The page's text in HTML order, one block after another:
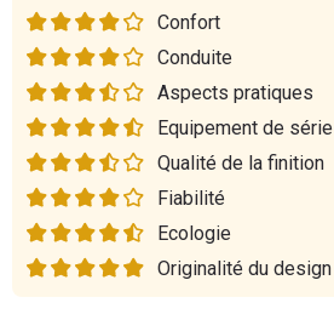
Confort
Conduite
Aspects pratiques
Equipement de série
Qualité de la finition
Fiabilité
Ecologie
Originalité du design